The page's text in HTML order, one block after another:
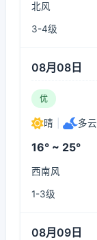
北风
3-4级
08月08日
优
晴 多云
16° ~ 25°
西南风
1-3级
08月09日